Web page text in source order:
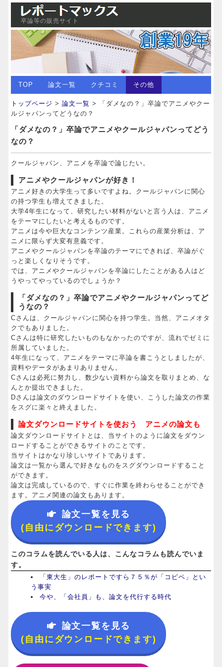
卒論等の販売サイト
TOP 論文一覧 クチコミ その他
トップページ >論文一覧 > 「ダメなの？」卒論でアニメやクー
ルジャパンってどうなの？
「ダメなの？」卒論でアニメやクールジャパンってどう
なの？
クールジャパン、アニメを卒論で論じたい。
アニメやクールジャパンが好き！
アニメ好きの大学生って多いですよね。クールジャパンに関心
の持つ学生も増えてきました。
大学4年生になって、研究したい材料がないと言う人は、アニメ
をテーマにしたいと考えるものです。
アニメは今や巨大なコンテンツ産業。これらの産業分析は、ア
ニメに限らず大変有意義です。
アニメやクールジャパンを卒論のテーマにできれば、卒論がぐ
っと楽しくなりそうです。
では、アニメやクールジャパンを卒論にしたことがある人はど
うやってやっているのでしょうか？
「ダメなの？」卒論でアニメやクールジャパンってど
うなの？
Cさんは、クールジャパンに関心を持つ学生。当然、アニメオタ
クでもありました。
Cさんは特に研究したいものもなかったのですが、流れでゼミに
所属していました。
4年生になって、アニメをテーマに卒論を書こうとしましたが、
資料やデータがあまりありません。
Cさんは必死に努力し、数少ない資料から論文を取りまとめ、な
んとか提出できました。
Dさんは論文のダウンロードサイトを使い、こうした論文の作業
をスグに楽々と終えました。
論文ダウンロードサイトを使おう アニメの論文も
論文ダウンロードサイトとは、当サイトのように論文をダウン
ロードすることができるサイトのことです。
当サイトはかなり珍しいサイトであります。
論文は一覧から選んで好きなものをスグダウンロードすること
ができます。
論文は完成しているので、すぐに作業を終わらせることができ
ます。アニメ関連の論文もあります。
論文一覧を見る
(自由にダウンロードできます)
このコラムを読んでいる人は、こんなコラムも読んでいま
す。
「東大生」のレポートですら７５％が「コピペ」とい
う事実
今や、「会社員」も、論文を代行する時代
論文一覧を見る
(自由にダウンロードできます)